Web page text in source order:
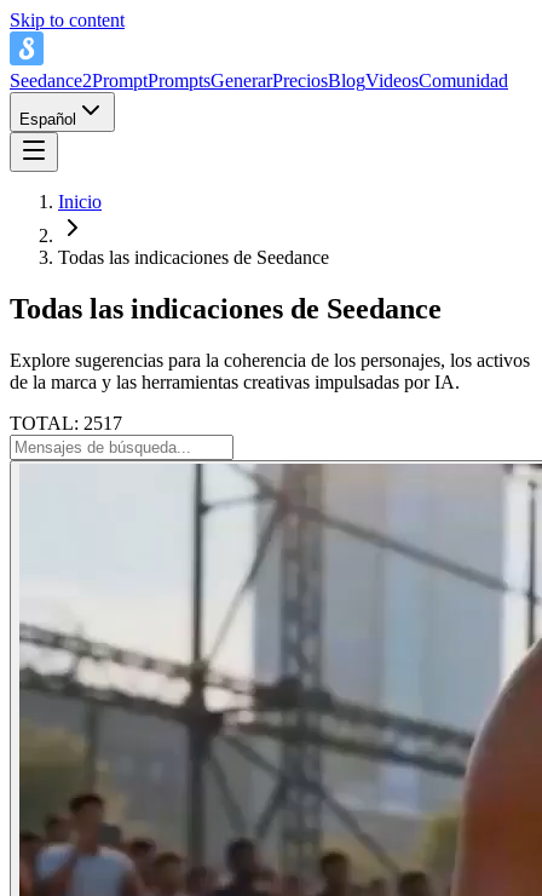
Skip to content
Seedance2PromptPromptsGenerarPreciosBlogVideosComunidad
Español
Inicio
Todas las indicaciones de Seedance
Todas las indicaciones de Seedance
Explore sugerencias para la coherencia de los personajes, los activos
de la marca y las herramientas creativas impulsadas por IA.
TOTAL: 2517